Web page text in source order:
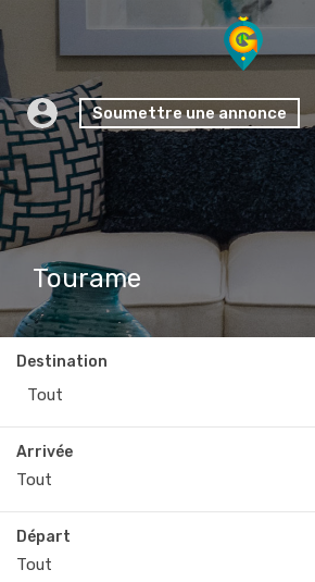
Soumettre une annonce
Tourame
Destination
Tout
Arrivée
Départ